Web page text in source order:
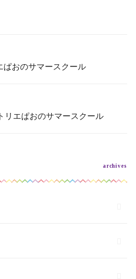
おのサマースクール
エぱおのサマースクール